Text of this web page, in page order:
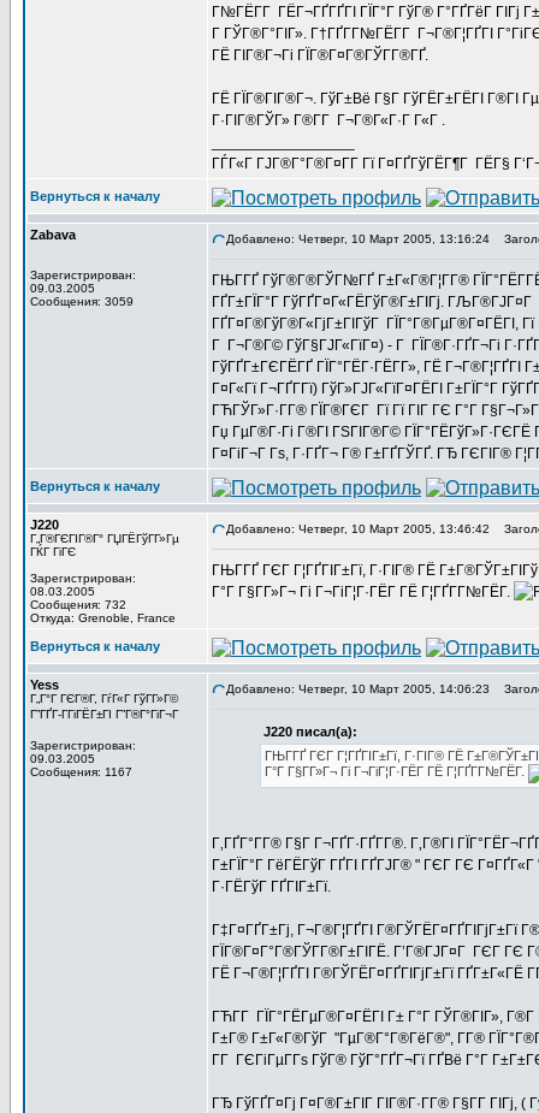
Г№ГЁГ­Г ГЁГ¬ГҐГҐГІ ГЇГ°Г ГўГ® Г°ГҐГёГ ГІГј
Г ГЎГ®Г°ГІГ». Г†ГҐГ­Г№ГЁГ­Г Г¬Г®Г¦ГҐГІ
ГЁ ГІГ®Г¬Гі ГЇГ®Г¤Г®ГЎГ­Г®ГҐ.
ГЁ ГЇГ®ГІГ®Г¬. ГўГ±Вё Г§Г ГўГЁГ±ГЁГІ Г®ГІ
Г·ГІГ®ГЎГ» Г®Г­Г Г¬Г®Г«Г·Г Г«Г .
ГЃГ«Г ГЈГ®Г°Г®Г¤Г­Г Гї Г¤ГҐГўГЁГ¶Г ГЁГ§
Вернуться к началу
Zabava
Зарегистрирован:
09.03.2005
Сообщения: 3059
Добавлено: Четверг, 10 Март 2005, 13:16:24
ГЊГ­ГҐ ГўГ®Г®ГЎГ№ГҐ Г±Г«Г®Г¦Г­Г®
ГҐГ±ГЇГ°Г ГўГҐГ¤Г«ГЁГўГ®Г±ГІГј.
ГҐГ¤Г®ГўГ®Г«ГјГ±ГІГўГ ГЇГ°Г®ГµГ®Г¤ГЁГІ,
Г Г¬Г®Г© ГўГ§ГЈГ«ГїГ¤) - Г ГЇГ®Г·ГҐГ¬Гі
ГўГҐГ±ГЄГЁГҐ ГЇГ°ГЁГ·ГЁГ­Г», ГЁ Г¬Г®Г¦ГҐГІ
Г¤Г«Гї Г¬ГҐГ­Гї) ГўГ»ГЈГ«ГїГ¤ГЁГІ Г±ГЇГ°Г
ГЋГЎГ»Г·Г­Г® ГЇГ®ГЄГ Гї Гї ГІГ ГЄ Г°Г
Гџ ГµГ®Г·Гі Г®ГІ ГЅГІГ®Г© ГЇГ°ГЁГўГ»Г·ГЄГЁ
Г¤ГіГ¬Г Гѕ, Г·ГҐГ¬ Г® Г±ГҐГЎГҐ. ГЂ ГЄГІГ®
Вернуться к началу
J220
Г„Г®ГЄГІГ®Г° ГЏГЁГўГ­Г»Гµ
ГЌГ ГіГЄ
Зарегистрирован:
08.03.2005
Сообщения: 732
Откуда: Grenoble, France
Добавлено: Четверг, 10 Март 2005, 13:46:42
ГЊГ­ГҐ ГЄГ Г¦ГҐГІГ±Гї, Г·ГІГ® ГЁ
Г°Г Г§Г­Г»Г¬ Гі Г¬ГіГ¦Г·ГЁГ­ ГЁ Г¦ГҐГ­Г№ГЁГ­.
Вернуться к началу
Yess
Г„Г°Г ГЄГ®Г­, ГѓГ«Г ГўГ­Г»Г©
Г”ГҐГ­-ГГіГЁГ±ГІ Г”Г®Г°ГіГ¬Г
Зарегистрирован:
09.03.2005
Сообщения: 1167
Добавлено: Четверг, 10 Март 2005, 14:06:23
J220 писал(а):
ГЊГ­ГҐ ГЄГ Г¦ГҐГІГ±Гї, Г·ГІГ® ГЁ
Г°Г Г§Г­Г»Г¬ Гі Г¬ГіГ¦Г·ГЁГ­ ГЁ Г¦ГҐГ­Г№ГЁГ­.
Г‚ГҐГ°Г­Г® Г§Г Г¬ГҐГ·ГҐГ­Г®. Г‚Г®ГІ
Г±ГЇГ°Г ГёГЁГўГ ГҐГІ ГҐГЈГ® " ГЄГ ГЄ
Г·ГЁГўГ ГҐГІГ±Гї.
Г‡Г¤ГҐГ±Гј, Г¬Г®Г¦ГҐГІ Г®ГЎГЁГ¤ГҐГІГјГ±Гї
ГЇГ®Г¤Г°Г®ГЎГ­Г®Г±ГІГЁ. Г’Г®ГЈГ¤Г ГЄГ ГЄ
ГЁ Г¬Г®Г¦ГҐГІ Г®ГЎГЁГ¤ГҐГІГјГ±Гї
ГЋГ­Г ГЇГ°ГЁГµГ®Г¤ГЁГІ Г± Г°Г ГЎГ®ГІГ»,
Г±Г® Г±Г«Г®ГўГ "ГµГ®Г°Г®ГёГ®", Г­Г®
Г­Г ГЄГіГµГ­Гѕ ГўГ® ГўГ°ГҐГ¬Гї ГҐВё Г°Г
ГЂ ГўГҐГ¤Гј Г¤Г®Г±ГІГ ГІГ®Г·Г­Г® Г§Г­Г ГІГј,